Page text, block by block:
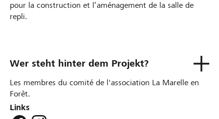
pour la construction et l’aménagement de la salle de
repli.
Wer steht hinter dem Projekt?
Les membres du comité de l'association La Marelle en
Forêt.
Links